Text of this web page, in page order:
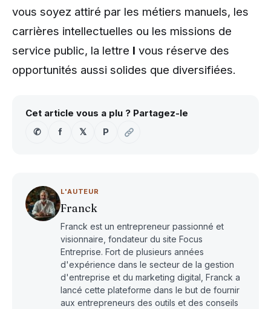
vous soyez attiré par les métiers manuels, les
carrières intellectuelles ou les missions de
service public, la lettre I vous réserve des
opportunités aussi solides que diversifiées.
Cet article vous a plu ? Partagez-le
✆
f 𝕏 P
L'AUTEUR
Franck
Franck est un entrepreneur passionné et
visionnaire, fondateur du site Focus
Entreprise. Fort de plusieurs années
d'expérience dans le secteur de la gestion
d'entreprise et du marketing digital, Franck a
lancé cette plateforme dans le but de fournir
aux entrepreneurs des outils et des conseils